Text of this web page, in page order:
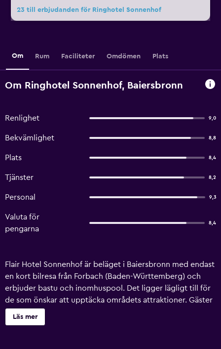
23 till erbjudanden för Ringhotel Sonnenhof
Om Rum Faciliteter Omdömen Plats
Om Ringhotel Sonnenhof, Baiersbronn
Renlighet 9,0
Bekvämlighet 8,8
Plats 8,4
Tjänster 8,2
Personal 9,3
Valuta för
pengarna
8,4
Flair Hotel Sonnenhof är beläget i Baiersbronn med endast
en kort bilresa från Forbach (Baden-Württemberg) och
erbjuder bastu och inomhuspool. Det ligger lägligt till för
de som önskar att upptäcka områdets attraktioner. Gäster
kan koppla av i solen på ställets terrass eller ta något att
dricka i baren. Faciliteter inkluderar kostnadsfritt Wi-Fi och
Läs mer